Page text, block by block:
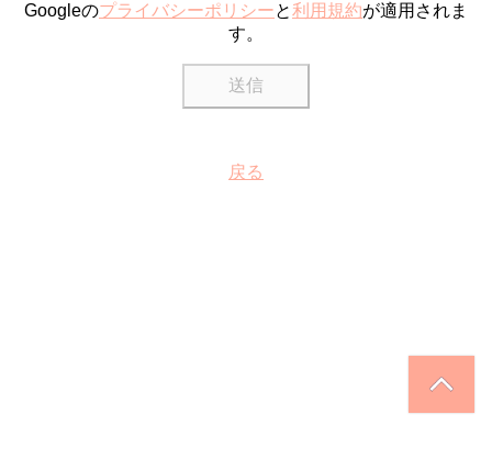
Googleのプライバシーポリシーと利用規約が適用されま
す。
戻る